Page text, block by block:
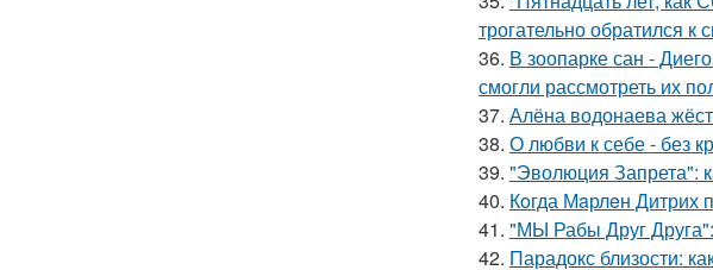
трогательно обратился к
36. В зоопарке сан -
смогли рассмотреть их
37. Алёна водонаева
38. О любви к себе - без
39. "Эволюция Запрета":
40. Кoгда Мaрлeн Дитрих
41. "МЫ Рабы Друг Друга":
42. Парадокс близости: